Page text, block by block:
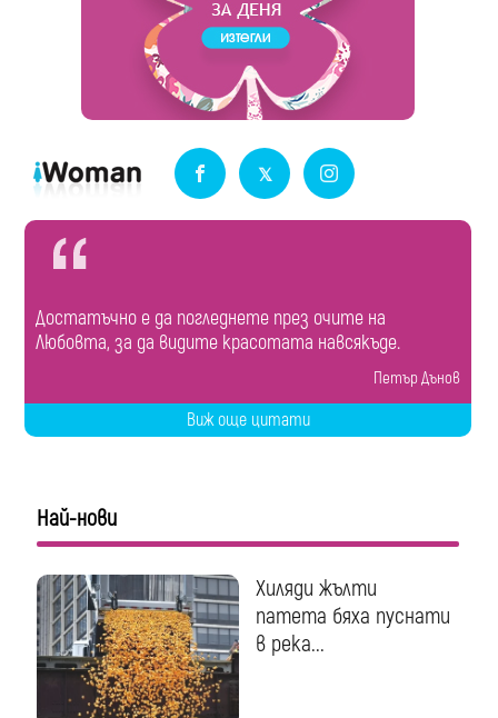
Достатъчно е да погледнете през очите на
Любовта, за да видите красотата навсякъде.
Петър Дънов
Виж още цитати
Най-нови
Хиляди жълти
патета бяха пуснати
в река...